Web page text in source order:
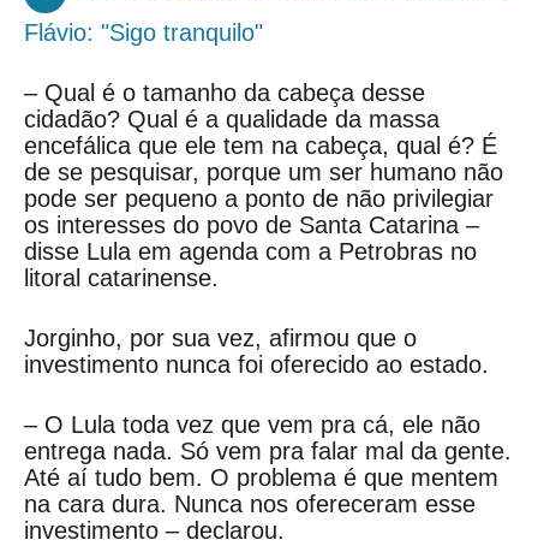
Flávio: "Sigo tranquilo"
– Qual é o tamanho da cabeça desse
cidadão? Qual é a qualidade da massa
encefálica que ele tem na cabeça, qual é? É
de se pesquisar, porque um ser humano não
pode ser pequeno a ponto de não privilegiar
os interesses do povo de Santa Catarina –
disse Lula em agenda com a Petrobras no
litoral catarinense.
Jorginho, por sua vez, afirmou que o
investimento nunca foi oferecido ao estado.
– O Lula toda vez que vem pra cá, ele não
entrega nada. Só vem pra falar mal da gente.
Até aí tudo bem. O problema é que mentem
na cara dura. Nunca nos ofereceram esse
investimento – declarou.